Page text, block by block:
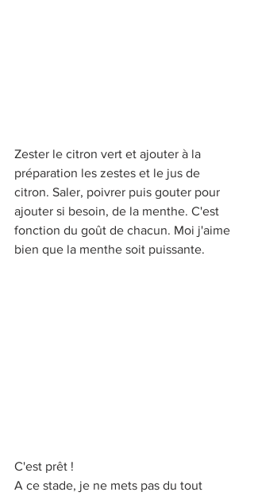
Zester le citron vert et ajouter à la
préparation les zestes et le jus de
citron. Saler, poivrer puis gouter pour
ajouter si besoin, de la menthe. C'est
fonction du goût de chacun. Moi j'aime
bien que la menthe soit puissante.
C'est prêt !
A ce stade, je ne mets pas du tout